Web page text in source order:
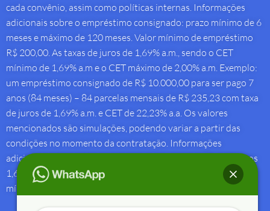
cada convênio, assim como políticas internas. Informações
adicionais sobre o empréstimo consignado: prazo mínimo de 6
meses e máximo de 120 meses. Valor mínimo de empréstimo
R$ 200,00. As taxas de juros de 1,69% a.m., sendo o CET
mínimo de 1,69% a.m e o CET máximo de 2,00% a.m. Exemplo:
um empréstimo consignado de R$ 10.000,00 para ser pago 7
anos (84 meses) – 84 parcelas mensais de R$ 235,23 com taxa
de juros de 1,69% a.m. e CET de 22,23% a.a. Os valores
mencionados são simulações, podendo variar a partir das
condições no momento da contratação. Informações
adicionais sobre antecipação saque-aniversário: Taxa de juros
1,69% a.m e Custo Efetivo Total máximo de 1,92% a.m. e
mínimo de 1,88% a.m.